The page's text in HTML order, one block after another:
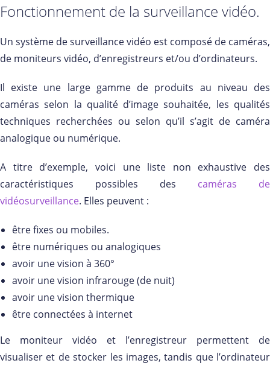
Fonctionnement de la surveillance vidéo.
Un système de surveillance vidéo est composé de caméras,
de moniteurs vidéo, d’enregistreurs et/ou d’ordinateurs.
Il existe une large gamme de produits au niveau des
caméras selon la qualité d’image souhaitée, les qualités
techniques recherchées ou selon qu’il s’agit de caméra
analogique ou numérique.
A titre d’exemple, voici une liste non exhaustive des
caractéristiques possibles des caméras de
vidéosurveillance. Elles peuvent :
être fixes ou mobiles.
être numériques ou analogiques
avoir une vision à 360°
avoir une vision infrarouge (de nuit)
avoir une vision thermique
être connectées à internet
Le moniteur vidéo et l’enregistreur permettent de
visualiser et de stocker les images, tandis que l’ordinateur